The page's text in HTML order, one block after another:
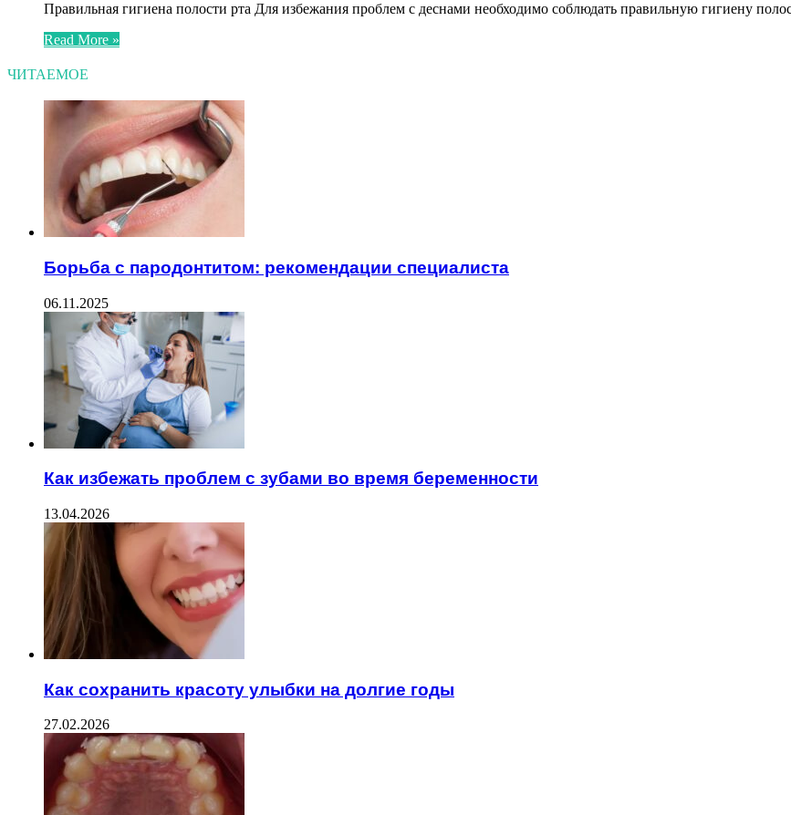
Правильная гигиена полости рта Для избежания проблем с деснами необходимо соблюдать правильную гигиену
Read More »
ЧИТАЕМОЕ
Борьба с пародонтитом: рекомендации специалиста
06.11.2025
Как избежать проблем с зубами во время беременности
13.04.2026
Как сохранить красоту улыбки на долгие годы
27.02.2026